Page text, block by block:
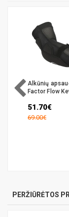
Alkūnių
Factor Flow
51.70€
69.00€
PERŽIŪRĖTOS